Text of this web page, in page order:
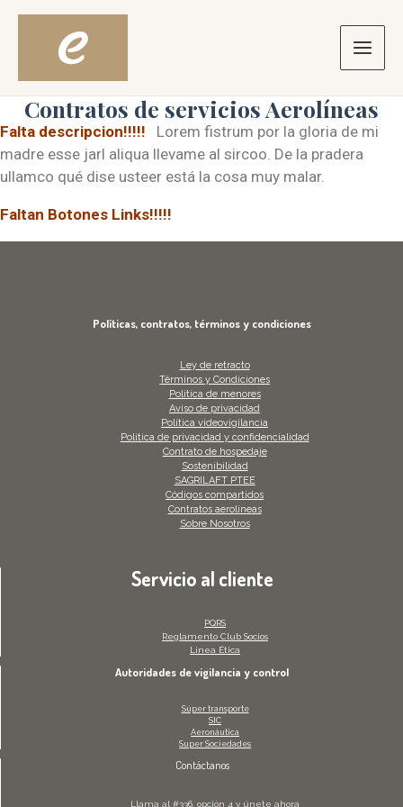
contenido
Main
Contratos de servicios Aerolíneas
Falta descripcion!!!!! Lorem fistrum por la gloria de mi
madre esse jarl aliqua llevame al sircoo. De la pradera
ullamco qué dise usteer está la cosa muy malar.
Faltan Botones Links!!!!!
Políticas, contratos, términos y condiciones
Ley de retracto
Términos y Condiciones
Política de menores
Aviso de privacidad
Política videovigilancia
Política de privacidad y confidencialidad
Contrato de hospedaje
Sostenibilidad
SAGRILAFT PTEE
Códigos compartidos
Contratos aerolíneas
Sobre Nosotros
Servicio al cliente
PQRS
Reglamento Club Socios
Linea Ética
Autoridades de vigilancia y control
Súper transporte
SIC
Aeronáutica
Super Sociedades
Contáctanos
Llama al #336, opción 4 y únete ahora